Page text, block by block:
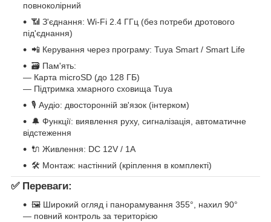
повноколірний
📶 З'єднання: Wi-Fi 2.4 ГГц (без потреби дротового
під'єднання)
📲 Керування через програму: Tuya Smart / Smart Life
🗃 Пам'ять:
— Карта microSD (до 128 ГБ)
— Підтримка хмарного сховища Tuya
🎙 Аудіо: двосторонній зв'язок (інтерком)
🔔 Функції: виявлення руху, сигналізація, автоматичне
відстеження
🔌 Живлення: DC 12V / 1A
🛠 Монтаж: настінний (кріплення в комплекті)
✅ Переваги:
🖼 Широкий огляд і панорамування 355°, нахил 90°
— повний контроль за територією